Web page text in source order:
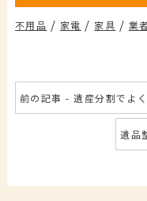
不用品 / 家電 / 家具 / 業
前の記事 - 遺産分割でよ
遺品